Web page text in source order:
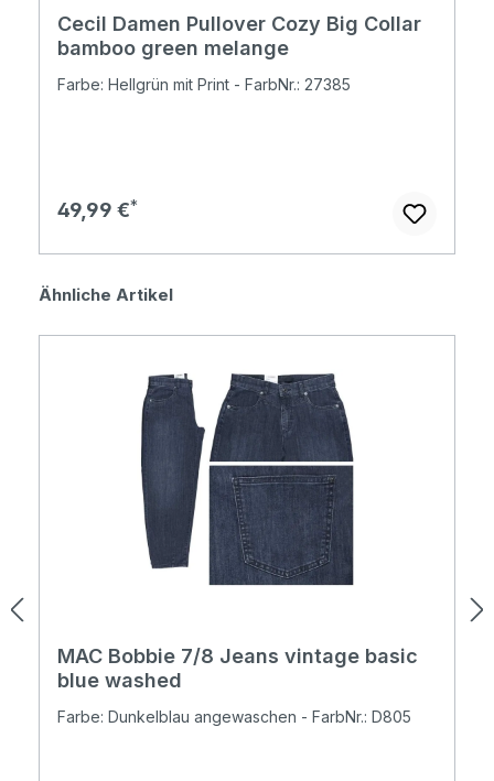
Cecil Damen Pullover Cozy Big Collar
bamboo green melange
Farbe: Hellgrün mit Print - FarbNr.: 27385
Regulärer Preis:
49,99 €
Produktgalerie überspringen
Ähnliche Artikel
MAC Bobbie 7/8 Jeans vintage basic
blue washed
Farbe: Dunkelblau angewaschen - FarbNr.: D805